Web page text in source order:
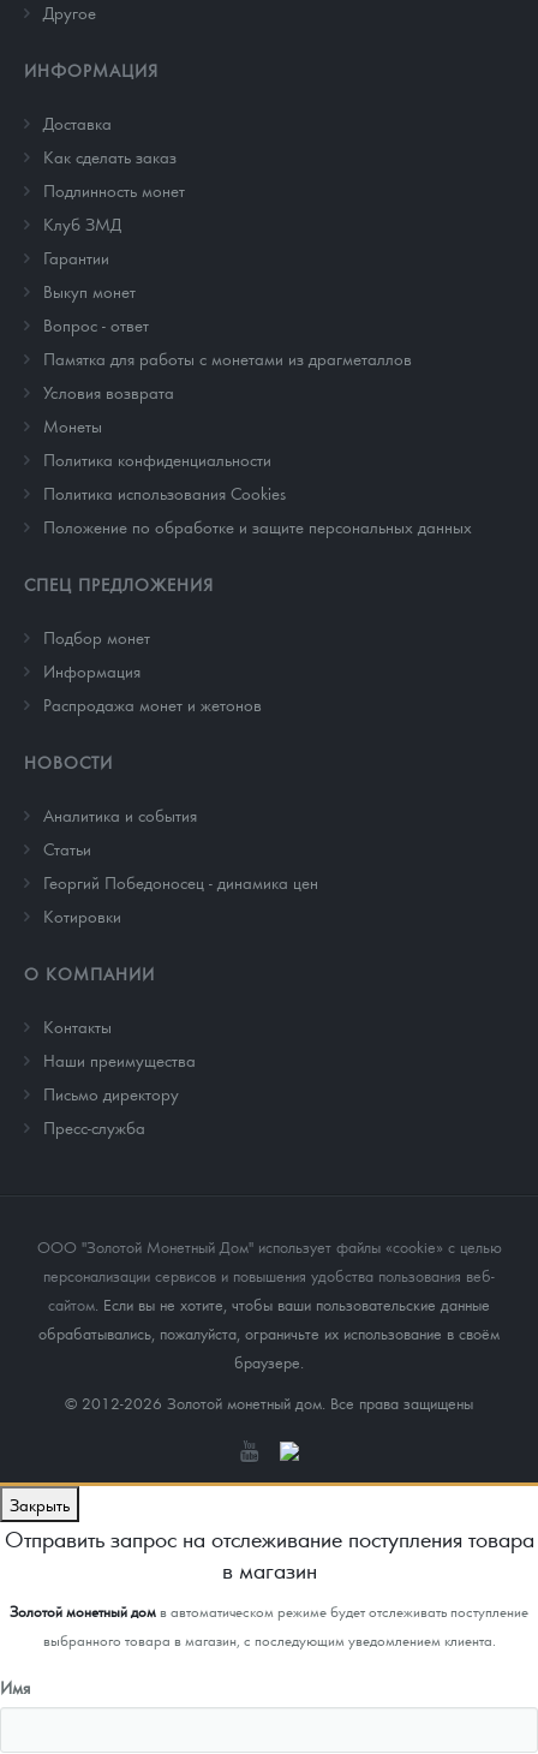
Другое
ИНФОРМАЦИЯ
Доставка
Как сделать заказ
Подлинность монет
Клуб ЗМД
Гарантии
Выкуп монет
Вопрос - ответ
Памятка для работы с монетами из драгметаллов
Условия возврата
Монеты
Политика конфиденциальности
Политика использования Cookies
Положение по обработке и защите персональных данных
СПЕЦ ПРЕДЛОЖЕНИЯ
Подбор монет
Информация
Распродажа монет и жетонов
НОВОСТИ
Аналитика и события
Cтатьи
Георгий Победоносец - динамика цен
Котировки
О КОМПАНИИ
Контакты
Наши преимущества
Письмо директору
Пресс-служба
ООО "Золотой Монетный Дом" использует файлы «cookie» с целью
персонализации сервисов и повышения удобства пользования веб-
сайтом. Если вы не хотите, чтобы ваши пользовательские данные
обрабатывались, пожалуйста, ограничьте их использование в своём
браузере.
© 2012-2026 Золотой монетный дом. Все права защищены
Закрыть
Отправить запрос на отслеживание поступления товара
в магазин
Золотой монетный домв автоматическом режиме будет отслеживать поступление
выбранного товара в магазин, с последующим уведомлением клиента.
Имя